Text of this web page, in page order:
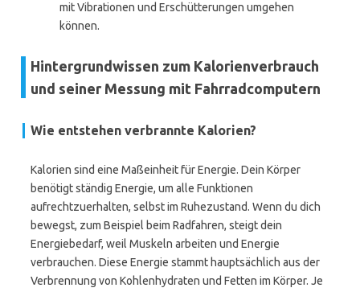
mit Vibrationen und Erschütterungen umgehen
können.
Hintergrundwissen zum Kalorienverbrauch
und seiner Messung mit Fahrradcomputern
Wie entstehen verbrannte Kalorien?
Kalorien sind eine Maßeinheit für Energie. Dein Körper
benötigt ständig Energie, um alle Funktionen
aufrechtzuerhalten, selbst im Ruhezustand. Wenn du dich
bewegst, zum Beispiel beim Radfahren, steigt dein
Energiebedarf, weil Muskeln arbeiten und Energie
verbrauchen. Diese Energie stammt hauptsächlich aus der
Verbrennung von Kohlenhydraten und Fetten im Körper. Je